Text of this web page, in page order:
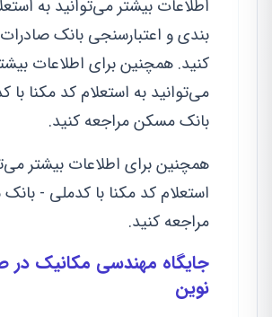
اطلاعات بیشتر می‌توانید به
بندی و اعتبارسنجی بانک
کنید. همچنین برای اطلاعات
می‌توانید به استعلام کد مکنا با
بانک مسکن مراجعه کنید.
همچنین برای اطلاعات بیشتر
استعلام کد مکنا با کدملی - بانک
مراجعه کنید.
جایگاه مهندسی مکانیک
نوین